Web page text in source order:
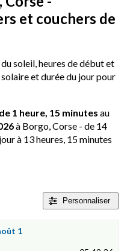
et couchers de
soleil, heures de début et
et durée du jour pour
1 heure, 15 minutes au
à Borgo, Corse - de 14
à 13 heures, 15 minutes
Personnaliser
1